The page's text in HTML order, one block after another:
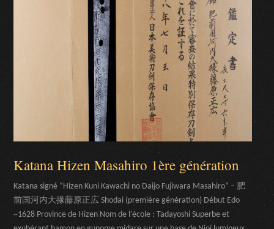
Katana Hizen Masahiro 1ère génération
Katana signé “Hizen Kuni Kawachi no Daijo Fujiwara Masahiro” – 肥
前国河内大掾藤原正広 Shodai (première génération) Début Edo
~1628 Province de Hizen Nom de l’école : Tadayoshi Superbe et